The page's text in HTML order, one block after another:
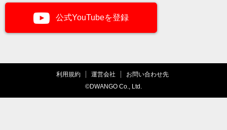
公式YouTubeを登録
利用規約 運営会社
お問い合わせ先
©DWANGO Co., Ltd.